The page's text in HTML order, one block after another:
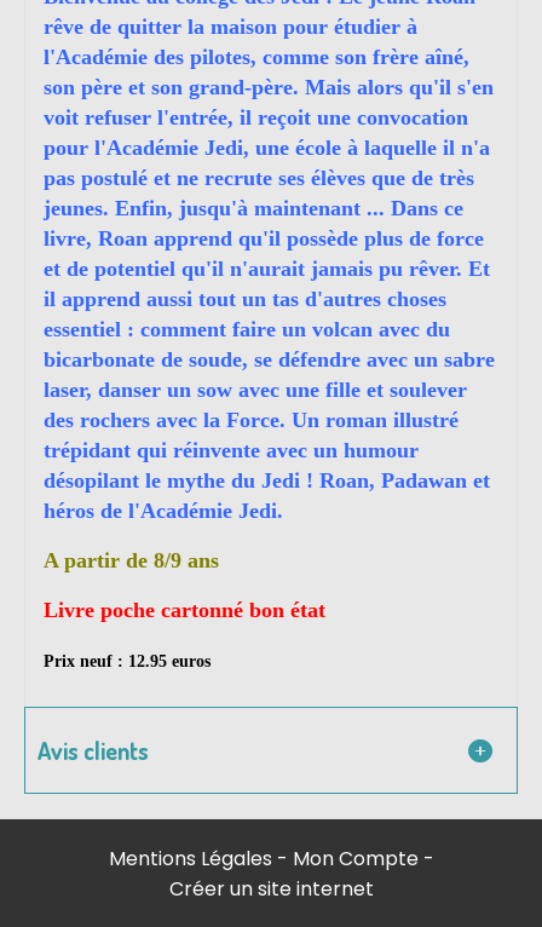
rêve de quitter la maison pour étudier à
l'Académie des pilotes, comme son frère aîné,
son père et son grand-père. Mais alors qu'il s'en
voit refuser l'entrée, il reçoit une convocation
pour l'Académie Jedi, une école à laquelle il n'a
pas postulé et ne recrute ses élèves que de très
jeunes. Enfin, jusqu'à maintenant ... Dans ce
livre, Roan apprend qu'il possède plus de force
et de potentiel qu'il n'aurait jamais pu rêver. Et
il apprend aussi tout un tas d'autres choses
essentiel : comment faire un volcan avec du
bicarbonate de soude, se défendre avec un sabre
laser, danser un sow avec une fille et soulever
des rochers avec la Force. Un roman illustré
trépidant qui réinvente avec un humour
désopilant le mythe du Jedi ! Roan, Padawan et
héros de l'Académie Jedi.
A partir de 8/9 ans
Livre poche cartonné bon état
Prix neuf : 12.95 euros
Avis clients
Mentions Légales
Mon Compte
Créer un site internet